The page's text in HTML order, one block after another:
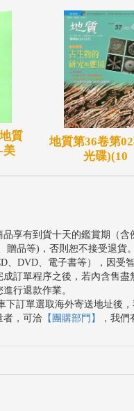
質
美
地質第36卷第
光碟)(10
享有到貨十天的鑑賞期（
品等)，否則恕不接受退貨。
、DVD、電子書等），因
訂單程序之後，若內含售
行退款作業。
下訂單選取海外寄送地址後
者，可洽 【團購部門】 ，我們